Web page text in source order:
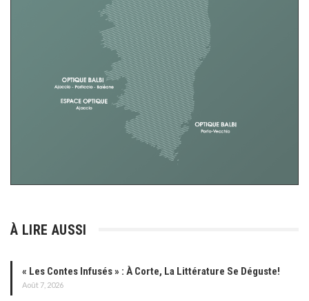
À LIRE AUSSI
« Les Contes Infusés » : À Corte, La Littérature Se Déguste!
Août 7, 2026